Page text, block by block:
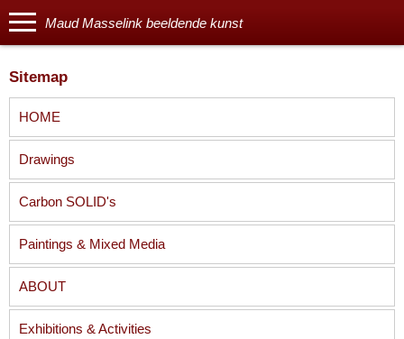
Maud Masselink beeldende kunst
Sitemap
HOME
Drawings
Carbon SOLID's
Paintings & Mixed Media
ABOUT
Exhibitions & Activities